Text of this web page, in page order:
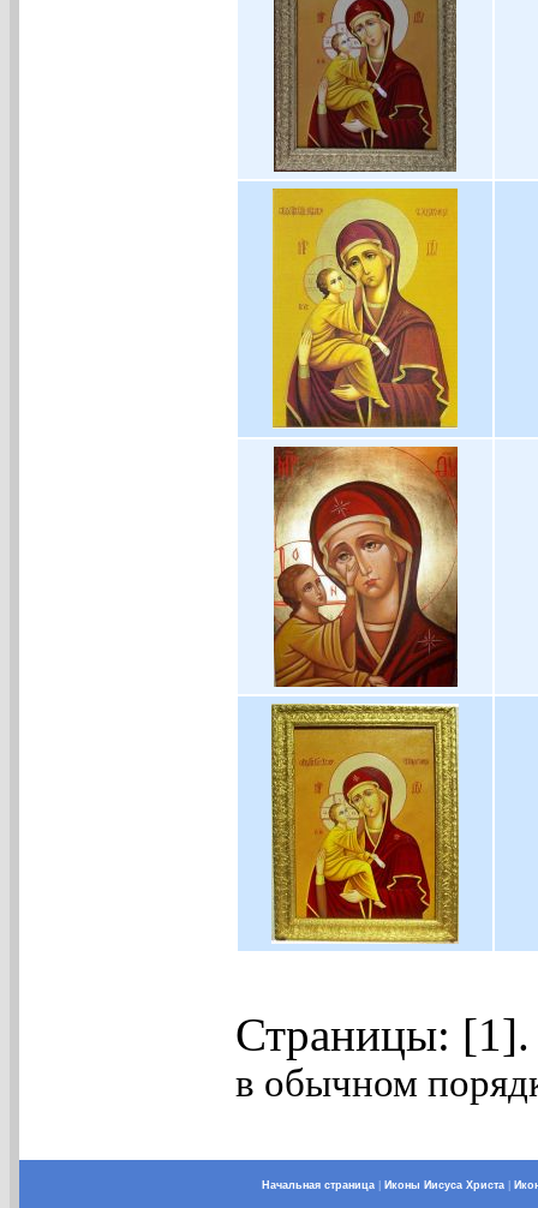
Страницы:
в обычном
Начальная страница| Иконы Иисуса Христа|